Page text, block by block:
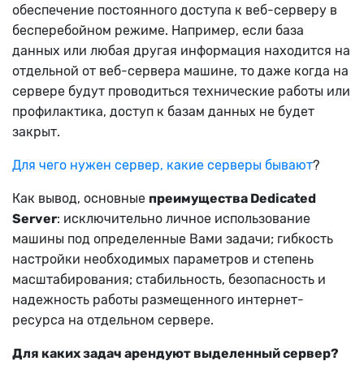
обеспечение постоянного доступа к веб-серверу в
бесперебойном режиме. Например, если база
данных или любая другая информация находится на
отдельной от веб-сервера машине, то даже когда на
сервере будут проводиться технические работы или
профилактика, доступ к базам данных не будет
закрыт.
Для чего нужен сервер, какие серверы бывают?
Как вывод, основные преимущества Dedicated
Server: исключительно личное использование
машины под определенные Вами задачи; гибкость
настройки необходимых параметров и степень
масштабирования; стабильность, безопасность и
надежность работы размещенного интернет-
ресурса на отдельном сервере.
Для каких задач арендуют выделенный сервер?